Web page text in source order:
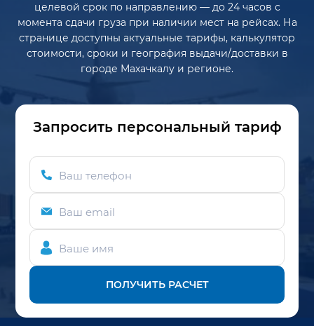
целевой срок по направлению — до 24 часов с
момента сдачи груза при наличии мест на рейсах. На
странице доступны актуальные тарифы, калькулятор
стоимости, сроки и география выдачи/доставки в
городе Махачкалу и регионе.
Запросить персональный тариф
Ваш телефон
Ваш email
Ваше имя
ПОЛУЧИТЬ РАСЧЕТ